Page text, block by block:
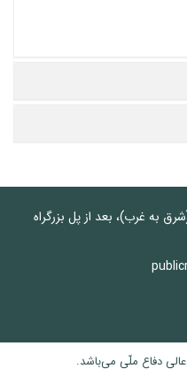
به غرب)، بعد از پل بزرگراه
دفاع ملّی می‌باشد.